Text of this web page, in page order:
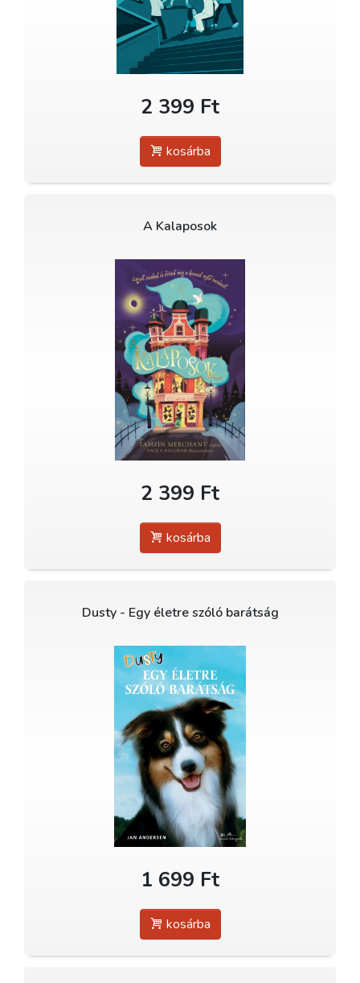
2 399 Ft
kosárba
A Kalaposok
2 399 Ft
kosárba
Dusty - Egy életre szóló barátság
1 699 Ft
kosárba